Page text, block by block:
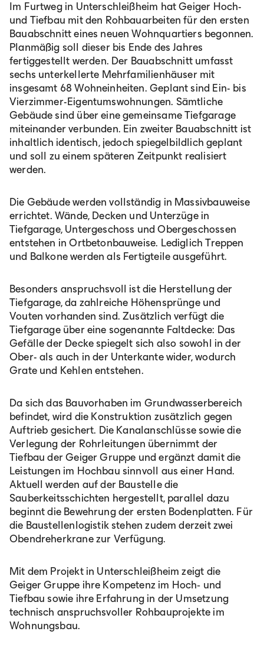
Im Furtweg in Unterschleißheim hat Geiger Hoch-
und Tiefbau mit den Rohbauarbeiten für den ersten
Bauabschnitt eines neuen Wohnquartiers begonnen.
Planmäßig soll dieser bis Ende des Jahres
fertiggestellt werden. Der Bauabschnitt umfasst
sechs unterkellerte Mehrfamilienhäuser mit
insgesamt 68 Wohneinheiten. Geplant sind Ein- bis
Vierzimmer-Eigentumswohnungen. Sämtliche
Gebäude sind über eine gemeinsame Tiefgarage
miteinander verbunden. Ein zweiter Bauabschnitt ist
inhaltlich identisch, jedoch spiegelbildlich geplant
und soll zu einem späteren Zeitpunkt realisiert
werden.
Die Gebäude werden vollständig in Massivbauweise
errichtet. Wände, Decken und Unterzüge in
Tiefgarage, Untergeschoss und Obergeschossen
entstehen in Ortbetonbauweise. Lediglich Treppen
und Balkone werden als Fertigteile ausgeführt.
Besonders anspruchsvoll ist die Herstellung der
Tiefgarage, da zahlreiche Höhensprünge und
Vouten vorhanden sind. Zusätzlich verfügt die
Tiefgarage über eine sogenannte Faltdecke: Das
Gefälle der Decke spiegelt sich also sowohl in der
Ober- als auch in der Unterkante wider, wodurch
Grate und Kehlen entstehen.
Da sich das Bauvorhaben im Grundwasserbereich
befindet, wird die Konstruktion zusätzlich gegen
Auftrieb gesichert. Die Kanalanschlüsse sowie die
Verlegung der Rohrleitungen übernimmt der
Tiefbau der Geiger Gruppe und ergänzt damit die
Leistungen im Hochbau sinnvoll aus einer Hand.
Aktuell werden auf der Baustelle die
Sauberkeitsschichten hergestellt, parallel dazu
beginnt die Bewehrung der ersten Bodenplatten. Für
die Baustellenlogistik stehen zudem derzeit zwei
Obendreherkrane zur Verfügung.
Mit dem Projekt in Unterschleißheim zeigt die
Geiger Gruppe ihre Kompetenz im Hoch‑ und
Tiefbau sowie ihre Erfahrung in der Umsetzung
technisch anspruchsvoller Rohbauprojekte im
Wohnungsbau.